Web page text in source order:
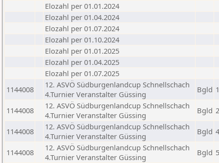
Elozahl per 01.01.2024
Elozahl per 01.04.2024
Elozahl per 01.07.2024
Elozahl per 01.10.2024
Elozahl per 01.01.2025
Elozahl per 01.04.2025
Elozahl per 01.07.2025
1144008
12. ASVÖ Südburgenlandcup Schnellschach
4.Turnier Veranstalter Güssing
Bgld 1
1144008
12. ASVÖ Südburgenlandcup Schnellschach
4.Turnier Veranstalter Güssing
Bgld 2
1144008
12. ASVÖ Südburgenlandcup Schnellschach
4.Turnier Veranstalter Güssing
Bgld 4
1144008
12. ASVÖ Südburgenlandcup Schnellschach
4.Turnier Veranstalter Güssing
Bgld 5